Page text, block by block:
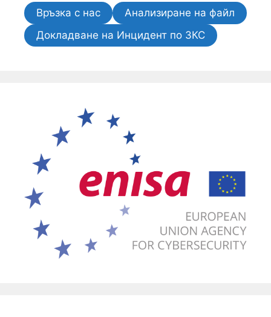
Връзка с нас
Анализиране на файл
Докладване на Инцидент по ЗКС